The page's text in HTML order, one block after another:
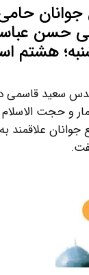
حسن
هشتم
سعید قاسمی
و حجت
علاقمند